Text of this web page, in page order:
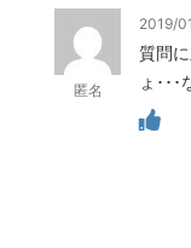
匿名
2019/
質問
ょ･･